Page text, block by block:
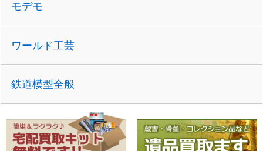
モデモ
ワールド工芸
鉄道模型全般